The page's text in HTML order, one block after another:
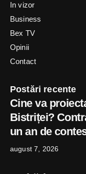
In vizor
Business
Bex TV
Opinii
Contact
Postări recente
Cine va
Bistriței?
un an de
august 7, 2026